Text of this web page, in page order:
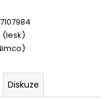
(lesk)
Diskuze